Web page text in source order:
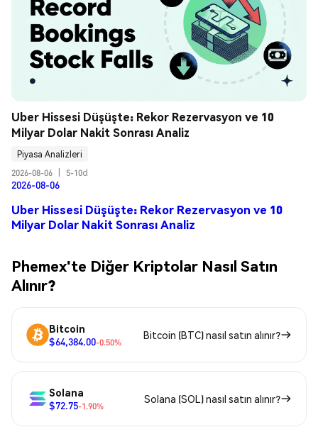
Uber Hissesi Düşüşte: Rekor Rezervasyon ve 10
Milyar Dolar Nakit Sonrası Analiz
Piyasa Analizleri
2026-08-06
5-10d
2026-08-06
Uber Hissesi Düşüşte: Rekor Rezervasyon ve 10
Milyar Dolar Nakit Sonrası Analiz
Phemex'te Diğer Kriptolar Nasıl Satın
Alınır?
Bitcoin
$64,384.00-0.50%
Bitcoin (BTC) nasıl satın alınır?
Solana
$72.75-1.90%
Solana (SOL) nasıl satın alınır?